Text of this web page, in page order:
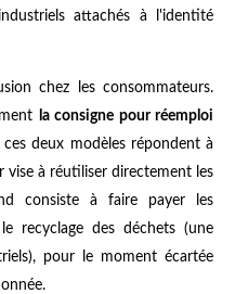
attachés à l'identité
chez les consommateurs.
la consigne pour réemploi
ces deux modèles répondent à
vise à réutiliser directement les
consiste à faire payer les
recyclage des déchets (une
pour le moment écartée